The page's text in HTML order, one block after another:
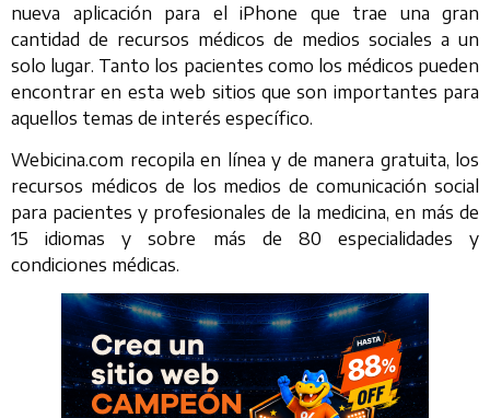
nueva aplicación para el iPhone que trae una gran
cantidad de recursos médicos de medios sociales a un
solo lugar. Tanto los pacientes como los médicos pueden
encontrar en esta web sitios que son importantes para
aquellos temas de interés específico.
Webicina.com recopila en línea y de manera gratuita, los
recursos médicos de los medios de comunicación social
para pacientes y profesionales de la medicina, en más de
15 idiomas y sobre más de 80 especialidades y
condiciones médicas.